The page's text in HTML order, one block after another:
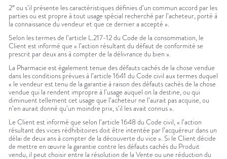
2° ou s’il présente les caractéristiques définies d’un commun accord par les
parties ou est propre à tout usage spécial recherché par l’acheteur, porté à
la connaissance du vendeur et que ce dernier a accepté ».
Selon les termes de l’article L.217-12 du Code de la consommation, le
Client est informé que « l’action résultant du défaut de conformité se
prescrit par deux ans à compter de la délivrance du bien ».
La Pharmacie est également tenue des défauts cachés de la chose vendue
dans les conditions prévues à l’article 1641 du Code civil aux termes duquel
« le vendeur est tenu de la garantie à raison des défauts cachés de la chose
vendue qui la rendent impropre à l’usage auquel on la destine, ou qui
diminuent tellement cet usage que l’acheteur ne l’aurait pas acquise, ou
n’en aurait donné qu’un moindre prix, s’il les avait connus ».
Le Client est informé que selon l’article 1648 du Code civil, « l’action
résultant des vices rédhibitoires doit être intentée par l’acquéreur dans un
délai de deux ans à compter de la découverte du vice ». Si le Client décide
de mettre en œuvre la garantie contre les défauts cachés du Produit
vendu, il peut choisir entre la résolution de la Vente ou une réduction du